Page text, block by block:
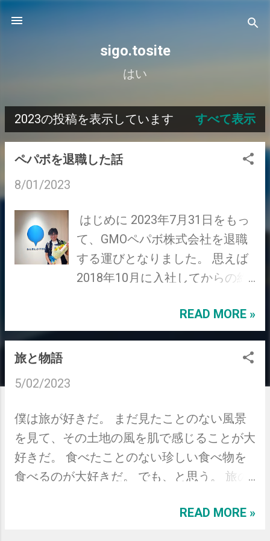
sigo.tosite
はい
投
稿
2023の投稿を表示しています すべて表示
ペパボを退職した話
8/01/2023
はじめに 2023年7月31日をもっ
て、GMOペパボ株式会社を退職
する運びとなりました。 思えば
2018年10月に入社してからの約
た。 在籍中はムームードメイン
のバックエンドエンジニアとし
て、主にサービスの保守運用や
リアはペパボが初めてだったた
め、入社当初は周りの圧倒的な
技術力に震えながら働いていた
わけですが、チームメンバーを
ただいたおかげでなんとか今ま
READ MORE »
旅と物語
5/02/2023
僕は旅が好きだ。 まだ見たことのない風景
を見て、その土地の風を肌で感じることが大
好きだ。 食べたことのない珍しい食べ物を
食べるのが大好きだ。 でも、と思う。 旅の
う。 旅に一体何があるのだろう。 訪れるま
READ MORE »